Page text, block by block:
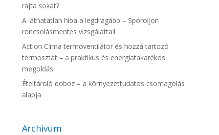
rajta sokat?
A láthatatlan hiba a legdrágább – Spóroljon
roncsolásmentes vizsgálattal!
Action Clima termoventilátor és hozzá tartozó
termosztát – a praktikus és energiatakarékos
megoldás
Ételtároló doboz – a környezettudatos csomagolás
alapja
Archívum